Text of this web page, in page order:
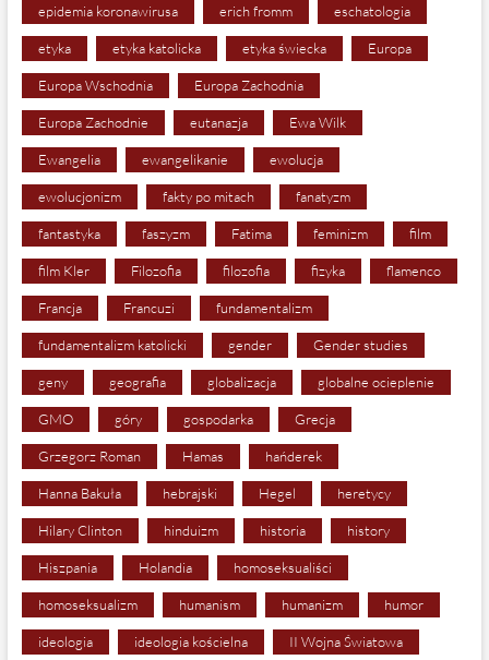
epidemia koronawirusa erich fromm eschatologia
etyka etyka katolicka etyka świecka Europa
Europa Wschodnia Europa Zachodnia
Europa Zachodnie eutanazja Ewa Wilk
Ewangelia ewangelikanie ewolucja
ewolucjonizm fakty po mitach fanatyzm
fantastyka faszyzm Fatima feminizm film
film Kler Filozofia filozofia fizyka flamenco
Francja Francuzi fundamentalizm
fundamentalizm katolicki gender Gender studies
geny geografia globalizacja globalne ocieplenie
GMO góry gospodarka Grecja
Grzegorz Roman Hamas hańderek
Hanna Bakuła hebrajski Hegel heretycy
Hilary Clinton hinduizm historia history
Hiszpania Holandia homoseksualiści
homoseksualizm humanism humanizm humor
ideologia ideologia kościelna II Wojna Światowa